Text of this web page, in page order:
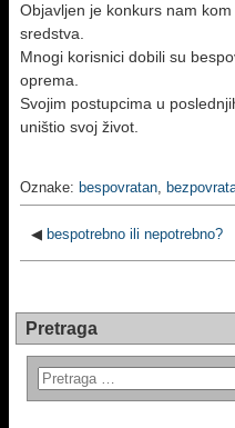
Objavljen je konkurs nam
sredstva.
Mnogi korisnici dobili su
oprema.
Svojim postupcima u
uništio svoj život.
Oznake: bespovratan,
◀ bespotrebno ili nepotrebno?
Pretraga